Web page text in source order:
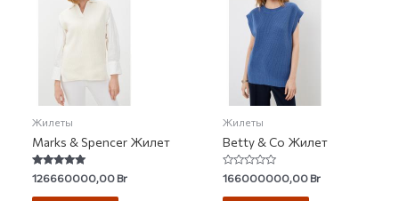
Жилеты
Marks & Spencer Жилет
Rated
5.00
out of 5
126660000,00Br
Жилеты
Betty & Co Жилет
Rated
0
out
166000000,00Br